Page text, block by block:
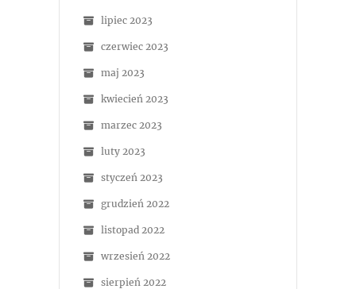
lipiec 2023
czerwiec 2023
maj 2023
kwiecień 2023
marzec 2023
luty 2023
styczeń 2023
grudzień 2022
listopad 2022
wrzesień 2022
sierpień 2022